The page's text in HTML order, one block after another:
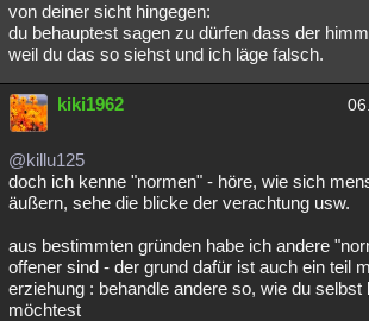
von deiner sicht hingegen:
du behauptest sagen zu dürfen dass der
weil du das so siehst und ich läge falsch.
kiki1962
@killu125
doch ich kenne "normen" - höre, wie sich
äußern, sehe die blicke der verachtung usw.
aus bestimmten gründen habe ich andere
offener sind - der grund dafür ist auch ein teil
erziehung : behandle andere so, wie du selbst
möchtest